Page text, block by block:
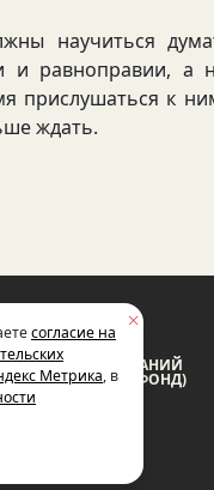
и равноправии,
прислушаться к
ждать.
ФОНД
ИССЛЕДОВАНИЙ
(ГОРБАЧЕВ-ФОНД)
согласие на
Метрика, в